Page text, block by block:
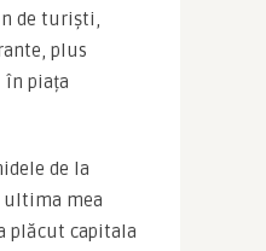
de turiști,
plus
în piața
de la
ultima mea
plăcut capitala